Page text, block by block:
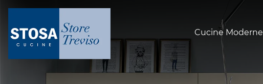
Cucine Moderne